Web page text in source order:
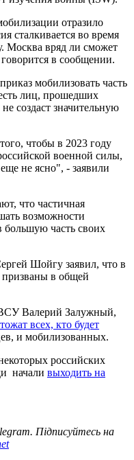
отразило
сталкивается во время
Москва вряд ли сможет
в сообщении.
мобилизовать часть
лиц, прошедших
создаст значительную
чтобы в 2023 году
военной силы,
не ясно", - заявили
что частичная
возможности
большую часть своих
Шойгу заявил, что в
призваны в общей
Валерий Залужный,
всех, кто будет
и мобилизованных.
российских
начали выходить на
Підписуйтесь на